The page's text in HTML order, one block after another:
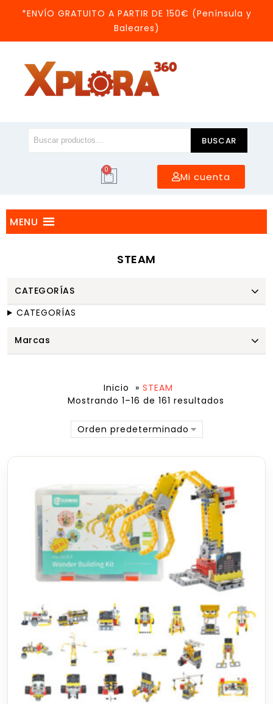
*ENVÍO GRATUITO A PARTIR DE 150€ (Península y
Baleares)
BUSCAR
0
Mi cuenta
MENU
STEAM
Inicio » STEAM
Mostrando 1–16 de 161 resultados
Orden predeterminado
CATEGORÍAS
CATEGORÍAS
Marcas